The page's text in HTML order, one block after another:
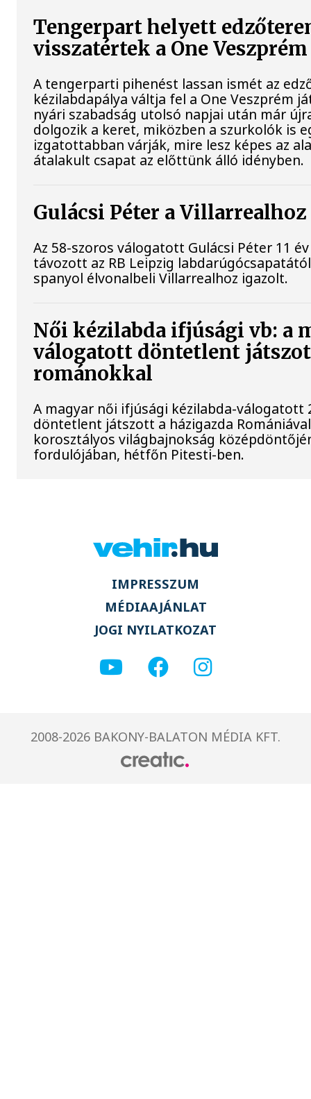
Tengerpart helyett
visszatértek a One
A tengerparti pihenést lassan ismét az
kézilabdapálya váltja fel a One Veszprém
nyári szabadság utolsó napjai után már
dolgozik a keret, miközben a szurkolók is
izgatottabban várják, mire lesz képes az
átalakult csapat az előttünk álló idényben.
Gulácsi Péter a
Az 58-szoros válogatott Gulácsi Péter 11
távozott az RB Leipzig
spanyol élvonalbeli Villarrealhoz igazolt.
Női kézilabda ifjúsági vb: a
válogatott döntetlent
románokkal
A magyar női ifjúsági kézilabda-válogatott
döntetlent játszott a házigazda
korosztályos világbajnokság
fordulójában, hétfőn Pitesti-ben.
IMPRESSZUM
MÉDIAAJÁNLAT
JOGI NYILATKOZAT
2008-2026 BAKONY-BALATON MÉDIA KFT.